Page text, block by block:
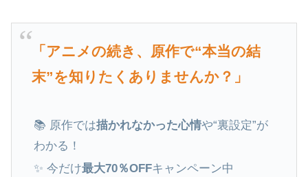
「アニメの続き、原作で“本当の結
末”を知りたくありませんか？」
📚 原作では描かれなかった心情や“裏設定”が
わかる！
✨ 今だけ最大70％OFFキャンペーン中